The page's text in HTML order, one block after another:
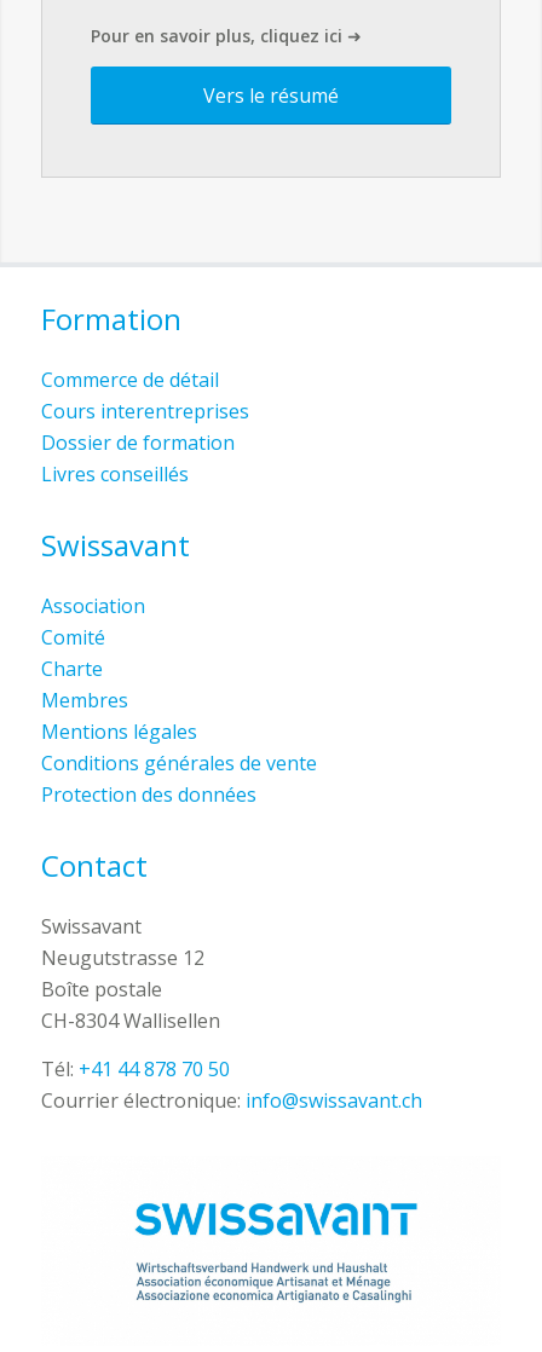
Pour en savoir plus, cliquez ici ➜
Vers le résumé
Formation
Commerce de détail
Cours interentreprises
Dossier de formation
Livres conseillés
Swissavant
Association
Comité
Charte
Membres
Mentions légales
Conditions générales de vente
Protection des données
Contact
Swissavant
Neugutstrasse 12
Boîte postale
CH-8304 Wallisellen
Tél: +41 44 878 70 50
Courrier électronique: info@swissavant.ch